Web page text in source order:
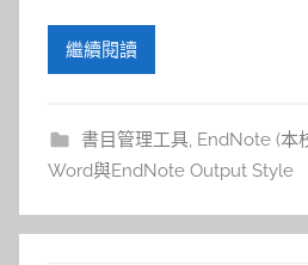
考
服
務
部
繼續閱讀
書目管理工具, EndNote (本
Word與EndNote Output Style